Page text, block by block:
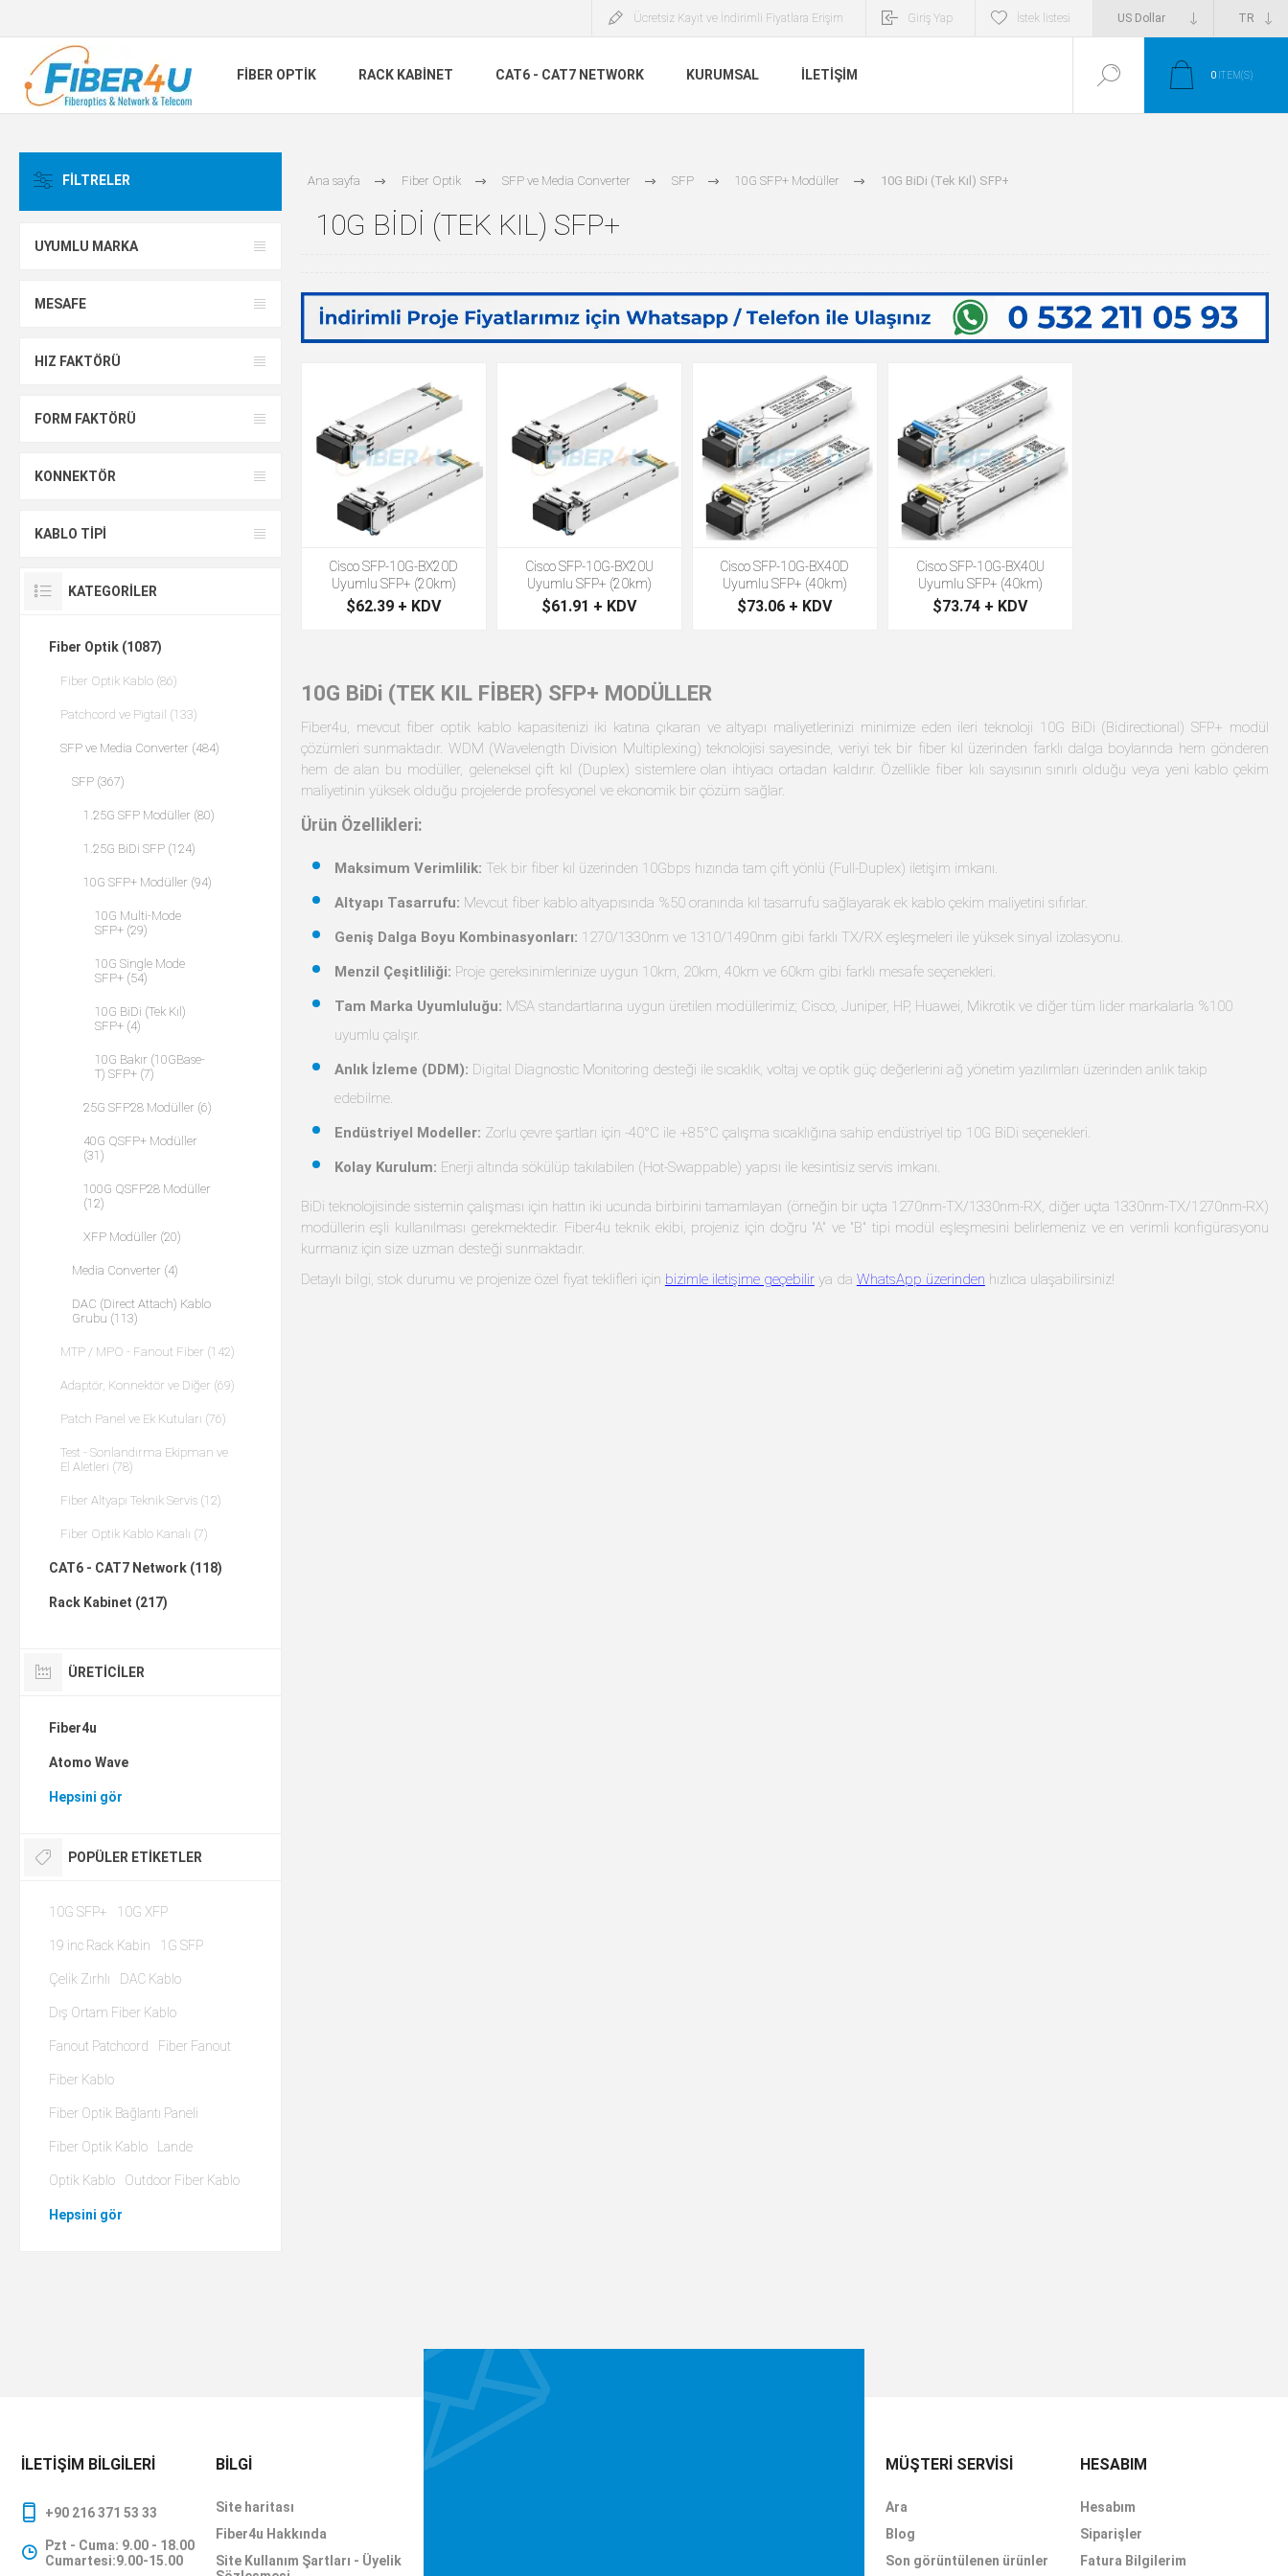
Ücretsiz Kayıt ve İndirimli Fiyatlara Erişim Giriş Yap İstek listesi
FIBER OPTIK RACK KABINET CAT6 - CAT7 NETWORK KURUMSAL İLETIŞIM 0 ITEM(S)
Ana sayfa Fiber Optik SFP ve Media Converter SFP 10G SFP+ Modüller 10G BiDi (Tek Kıl) SFP+
10G BIDI (TEK KIL) SFP+
Cisco SFP-10G-BX20D
Uyumlu SFP+ (20km)
$62.39 + KDV
Cisco SFP-10G-BX20U
Uyumlu SFP+ (20km)
$61.91 + KDV
Cisco SFP-10G-BX40D
Uyumlu SFP+ (40km)
$73.06 + KDV
Cisco SFP-10G-BX40U
Uyumlu SFP+ (40km)
$73.74 + KDV
10G BiDi (TEK KIL FİBER) SFP+ MODÜLLER
Fiber4u, mevcut fiber optik kablo kapasitenizi iki katına çıkaran ve altyapı maliyetlerinizi minimize eden ileri teknoloji 10G BiDi (Bidirectional) SFP+ modül
çözümleri sunmaktadır. WDM (Wavelength Division Multiplexing) teknolojisi sayesinde, veriyi tek bir fiber kıl üzerinden farklı dalga boylarında hem gönderen
hem de alan bu modüller, geleneksel çift kıl (Duplex) sistemlere olan ihtiyacı ortadan kaldırır. Özellikle fiber kılı sayısının sınırlı olduğu veya yeni kablo çekim
maliyetinin yüksek olduğu projelerde profesyonel ve ekonomik bir çözüm sağlar.
Ürün Özellikleri:
Maksimum Verimlilik: Tek bir fiber kıl üzerinden 10Gbps hızında tam çift yönlü (Full-Duplex) iletişim imkanı.
Altyapı Tasarrufu: Mevcut fiber kablo altyapısında %50 oranında kıl tasarrufu sağlayarak ek kablo çekim maliyetini sıfırlar.
Geniş Dalga Boyu Kombinasyonları: 1270/1330nm ve 1310/1490nm gibi farklı TX/RX eşleşmeleri ile yüksek sinyal izolasyonu.
Menzil Çeşitliliği: Proje gereksinimlerinize uygun 10km, 20km, 40km ve 60km gibi farklı mesafe seçenekleri.
Tam Marka Uyumluluğu: MSA standartlarına uygun üretilen modüllerimiz; Cisco, Juniper, HP, Huawei, Mikrotik ve diğer tüm lider markalarla %100
uyumlu çalışır.
Anlık İzleme (DDM): Digital Diagnostic Monitoring desteği ile sıcaklık, voltaj ve optik güç değerlerini ağ yönetim yazılımları üzerinden anlık takip
edebilme.
Endüstriyel Modeller: Zorlu çevre şartları için -40°C ile +85°C çalışma sıcaklığına sahip endüstriyel tip 10G BiDi seçenekleri.
Kolay Kurulum: Enerji altında sökülüp takılabilen (Hot-Swappable) yapısı ile kesintisiz servis imkanı.
BiDi teknolojisinde sistemin çalışması için hattın iki ucunda birbirini tamamlayan (örneğin bir uçta 1270nm-TX/1330nm-RX, diğer uçta 1330nm-TX/1270nm-RX)
modüllerin eşli kullanılması gerekmektedir. Fiber4u teknik ekibi, projeniz için doğru "A" ve "B" tipi modül eşleşmesini belirlemeniz ve en verimli konfigürasyonu
kurmanız için size uzman desteği sunmaktadır.
Detaylı bilgi, stok durumu ve projenize özel fiyat teklifleri için bizimle iletişime geçebilirya da WhatsApp üzerinden hızlıca ulaşabilirsiniz!
FILTRELER
UYUMLU MARKA
MESAFE
HIZ FAKTÖRÜ
FORM FAKTÖRÜ
KONNEKTÖR
KABLO TIPI
KATEGORILER
Fiber Optik (1087)
Fiber Optik Kablo (86)
Patchcord ve Pigtail (133)
SFP ve Media Converter (484)
SFP (367)
1.25G SFP Modüller (80)
1.25G BiDi SFP (124)
10G SFP+ Modüller (94)
10G Multi-Mode
SFP+ (29)
10G Single Mode
SFP+ (54)
10G BiDi (Tek Kıl)
SFP+ (4)
10G Bakır (10GBase-
T) SFP+ (7)
25G SFP28 Modüller (6)
40G QSFP+ Modüller
(31)
100G QSFP28 Modüller
(12)
XFP Modüller (20)
Media Converter (4)
DAC (Direct Attach) Kablo
Grubu (113)
MTP / MPO - Fanout Fiber (142)
Adaptör, Konnektör ve Diğer (69)
Patch Panel ve Ek Kutuları (76)
Test - Sonlandırma Ekipman ve
El Aletleri (78)
Fiber Altyapı Teknik Servis (12)
Fiber Optik Kablo Kanalı (7)
CAT6 - CAT7 Network (118)
Rack Kabinet (217)
ÜRETICILER
Fiber4u
Atomo Wave
Hepsini gör
POPÜLER ETIKETLER
10G SFP+ 10G XFP
19 inc Rack Kabin 1G SFP
Çelik Zırhlı DAC Kablo
Dış Ortam Fiber Kablo
Fanout Patchcord Fiber Fanout
Fiber Kablo
Fiber Optik Bağlantı Paneli
Fiber Optik Kablo Lande
Optik Kablo Outdoor Fiber Kablo
Hepsini gör
İLETIŞIM BILGILERI
+90 216 371 53 33
Pzt - Cuma: 9.00 - 18.00
Cumartesi:9.00-15.00
BILGI
Site haritası
Fiber4u Hakkında
Site Kullanım Şartları - Üyelik
MÜŞTERI SERVISI
Ara
Blog
Son görüntülenen ürünler
HESABIM
Hesabım
Siparişler
Fatura Bilgilerim